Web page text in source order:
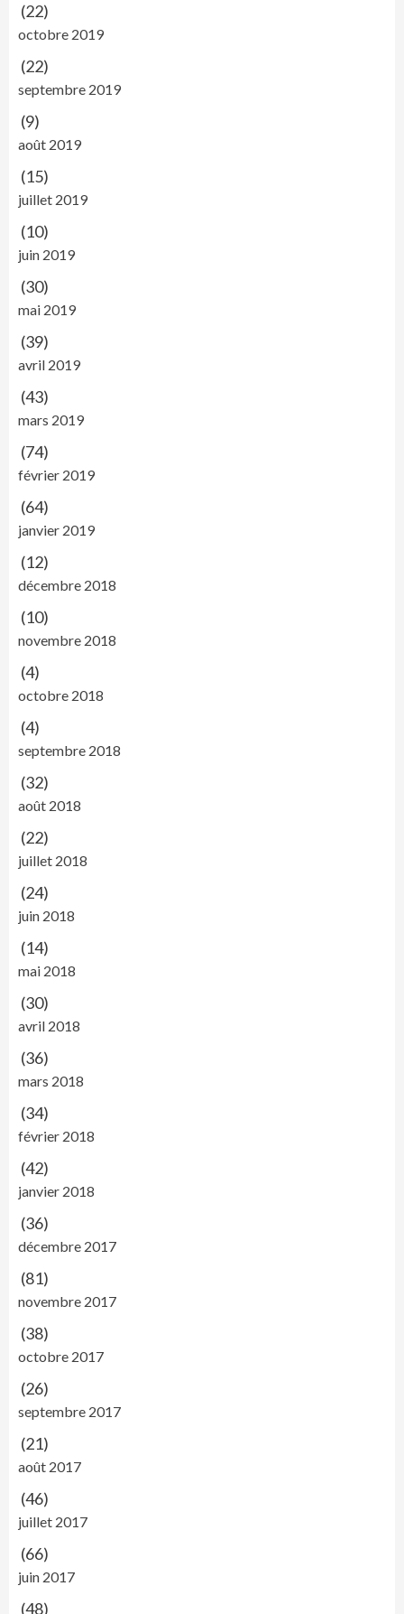
(22)
octobre 2019
(22)
septembre 2019
(9)
août 2019
(15)
juillet 2019
(10)
juin 2019
(30)
mai 2019
(39)
avril 2019
(43)
mars 2019
(74)
février 2019
(64)
janvier 2019
(12)
décembre 2018
(10)
novembre 2018
(4)
octobre 2018
(4)
septembre 2018
(32)
août 2018
(22)
juillet 2018
(24)
juin 2018
(14)
mai 2018
(30)
avril 2018
(36)
mars 2018
(34)
février 2018
(42)
janvier 2018
(36)
décembre 2017
(81)
novembre 2017
(38)
octobre 2017
(26)
septembre 2017
(21)
août 2017
(46)
juillet 2017
(66)
juin 2017
(48)